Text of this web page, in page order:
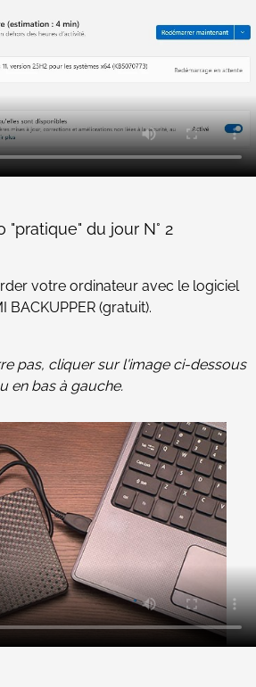
"pratique" du jour N° 2
votre ordinateur avec le logiciel
BACKUPPER (gratuit).
pas, cliquer sur l'image ci-dessous
en bas à gauche.